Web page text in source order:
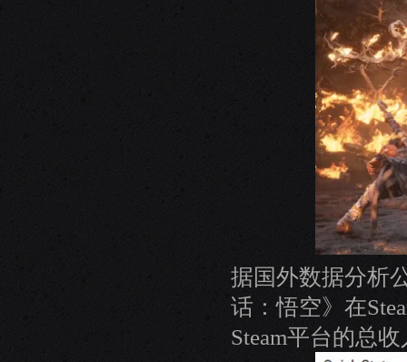
据国外数据分析
话：悟空》在
Steam平台的总